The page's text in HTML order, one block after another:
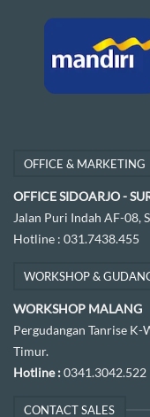
OFFICE & MARKETING
OFFICE SIDOARJO -
Jalan Puri Indah AF-08,
Hotline : 031.7438.455
WORKSHOP &
WORKSHOP MALANG
Pergudangan Tanrise
Timur.
Hotline :0341.3042.522
CONTACT SALES